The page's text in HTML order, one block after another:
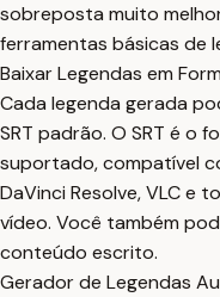
sobreposta muito
ferramentas básicas de
Baixar Legendas em
Cada legenda gerada
SRT padrão. O SRT é o
suportado, compatível
DaVinci Resolve, VLC e
vídeo. Você também
conteúdo escrito.
Gerador de Legendas